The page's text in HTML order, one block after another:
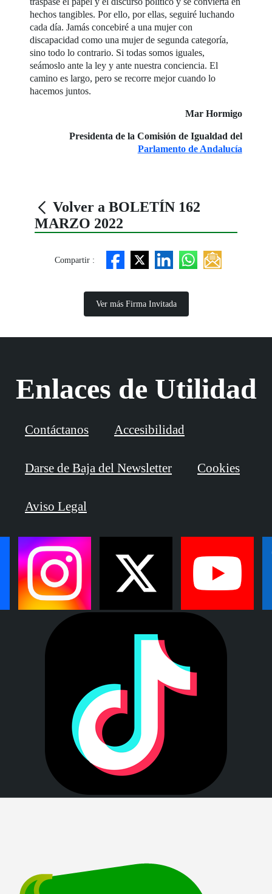
hechos tangibles. Por ello, por ellas, seguiré luchando
cada día. Jamás concebiré a una mujer con
discapacidad como una mujer de segunda categoría,
sino todo lo contrario. Si todas somos iguales,
seámoslo ante la ley y ante nuestra conciencia. El
camino es largo, pero se recorre mejor cuando lo
hacemos juntos.
Mar Hormigo
Presidenta de la Comisión de Igualdad del
Parlamento de Andalucía
Volver a BOLETÍN 162
MARZO 2022
Compartir :
Ver más Firma Invitada
Enlaces de Utilidad
Contáctanos Accesibilidad
Darse de Baja del Newsletter Cookies
Aviso Legal